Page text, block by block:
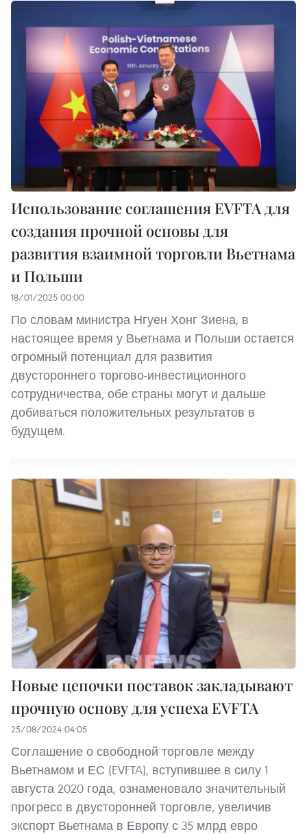
Использование соглашения EVFTA для
создания прочной основы для
развития взаимной торговли Вьетнама
и Польши
18/01/2025 00:00
По словам министра Нгуен Хонг Зиена, в
настоящее время у Вьетнама и Польши остается
огромный потенциал для развития
двустороннего торгово-инвестиционного
сотрудничества, обе страны могут и дальше
добиваться положительных результатов в
будущем.
Новые цепочки поставок закладывают
прочную основу для успеха EVFTA
25/08/2024 04:05
Соглашение о свободной торговле между
Вьетнамом и ЕС (EVFTA), вступившее в силу 1
августа 2020 года, ознаменовало значительный
прогресс в двусторонней торговле, увеличив
экспорт Вьетнама в Европу с 35 млрд евро